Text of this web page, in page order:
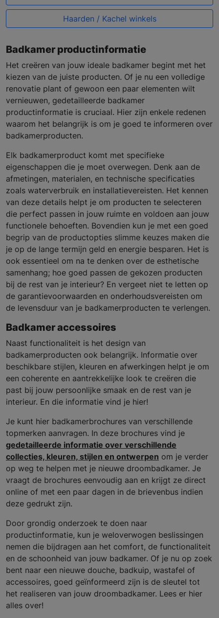
Haarden / Kachel winkels
Badkamer productinformatie
Het creëren van jouw ideale badkamer begint met het
kiezen van de juiste producten. Of je nu een volledige
renovatie plant of gewoon een paar elementen wilt
vernieuwen, gedetailleerde badkamer
productinformatie is cruciaal. Hier zijn enkele redenen
waarom het belangrijk is om je goed te informeren over
badkamerproducten.
Elk badkamerproduct komt met specifieke
eigenschappen die je moet overwegen. Denk aan de
afmetingen, materialen, en technische specificaties
zoals waterverbruik en installatievereisten. Het kennen
van deze details helpt je om producten te selecteren
die perfect passen in jouw ruimte en voldoen aan jouw
functionele behoeften. Bovendien kun je met een goed
begrip van de productopties slimme keuzes maken die
je op de lange termijn geld en energie besparen. Het is
ook essentieel om na te denken over de esthetische
samenhang; hoe goed passen de gekozen producten
bij de rest van je interieur? En vergeet niet te letten op
de garantievoorwaarden en onderhoudsvereisten om
de levensduur van je badkamerproducten te verlengen.
Badkamer accessoires
Naast functionaliteit is het design van
badkamerproducten ook belangrijk. Informatie over
beschikbare stijlen, kleuren en afwerkingen helpt je om
een coherente en aantrekkelijke look te creëren die
past bij jouw persoonlijke smaak en de rest van je
interieur. En die informatie vind je hier!
Je kunt hier badkamerbrochures van verschillende
topmerken aanvragen. In deze brochures vind je
gedetailleerde informatie over verschillende
collecties, kleuren, stijlen en ontwerpen om je verder
op weg te helpen met je nieuwe droombadkamer. Je
vraagt de brochures eenvoudig aan en krijgt ze direct
online of met een paar dagen in de brievenbus indien
deze gedrukt zijn.
Door grondig onderzoek te doen naar
productinformatie, kun je weloverwogen beslissingen
nemen die bijdragen aan het comfort, de functionaliteit
en de schoonheid van jouw badkamer. Of je nu op zoek
bent naar een nieuwe douche, badkuip, wastafel of
accessoires, goed geïnformeerd zijn is de sleutel tot
het realiseren van jouw droombadkamer. Lees er hier
alles over!